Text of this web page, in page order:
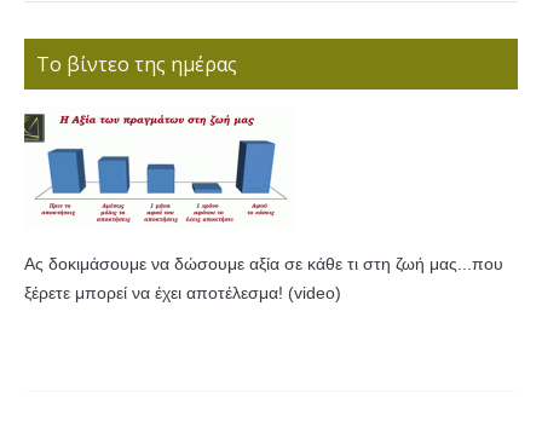
Το βίντεο της ημέρας
Ας δοκιμάσουμε να δώσουμε αξία σε κάθε τι στη ζωή μας...που
ξέρετε μπορεί να έχει αποτέλεσμα! (video)